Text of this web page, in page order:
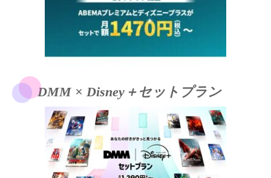
DMM × Disney＋セットプラン